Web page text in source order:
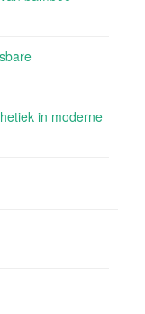
in moderne